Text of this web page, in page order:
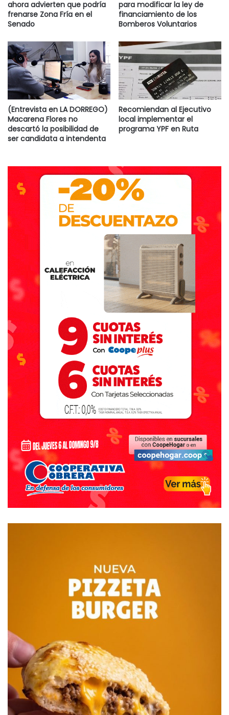
ahora advierten que podría
frenarse Zona Fría en el
Senado
para modificar la ley de
financiamiento de los
Bomberos Voluntarios
(Entrevista en LA DORREGO)
Macarena Flores no
descartó la posibilidad de
ser candidata a intendenta
Recomiendan al Ejecutivo
local implementar el
programa YPF en Ruta